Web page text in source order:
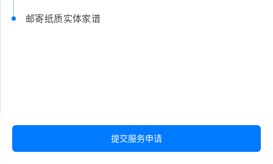
邮寄纸质实体家谱
提交服务申请